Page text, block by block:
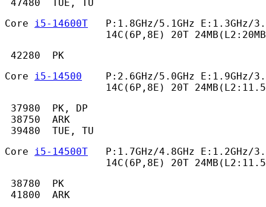
47480  TUE, TU
Core i5-14600T
P:1.8GHz/5.1GHz E:1.3GHz/
14C(6P,8E) 20T
42280  PK
Core i5-14500
P:2.6GHz/5.0GHz E:1.9GHz/
14C(6P,8E) 20T
37980  PK, DP
38750  ARK
39480  TUE, TU
Core i5-14500T
P:1.7GHz/4.8GHz E:1.2GHz/
14C(6P,8E) 20T
38780  PK
41800  ARK